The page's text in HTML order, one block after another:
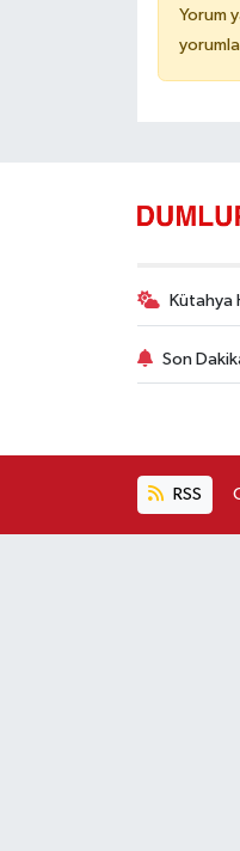
Yorum
Kütahya
Son
RSS